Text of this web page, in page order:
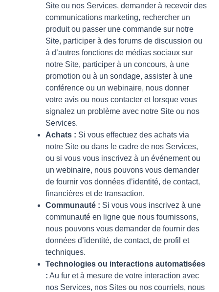
Site ou nos Services, demander à recevoir des
communications marketing, rechercher un
produit ou passer une commande sur notre
Site, participer à des forums de discussion ou
à d’autres fonctions de médias sociaux sur
notre Site, participer à un concours, à une
promotion ou à un sondage, assister à une
conférence ou un webinaire, nous donner
votre avis ou nous contacter et lorsque vous
signalez un problème avec notre Site ou nos
Services.
Achats : Si vous effectuez des achats via
notre Site ou dans le cadre de nos Services,
ou si vous vous inscrivez à un événement ou
un webinaire, nous pouvons vous demander
de fournir vos données d’identité, de contact,
financières et de transaction.
Communauté : Si vous vous inscrivez à une
communauté en ligne que nous fournissons,
nous pouvons vous demander de fournir des
données d’identité, de contact, de profil et
techniques.
Technologies ou interactions automatisées
: Au fur et à mesure de votre interaction avec
nos Services, nos Sites ou nos courriels, nous